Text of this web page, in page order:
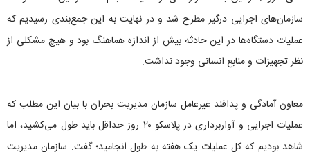
سازمان‌های اجرایی درگیر مطرح شد و در نهایت به این جمع‌بندی رسیدیم که
عملیات دستگاه‌ها در این حادثه بیش از اندازه هماهنگ بود و هیچ مشکلی از
نظر تجهیزات و منابع انسانی وجود نداشت.
معاون آمادگی و پدافند غیرعامل سازمان مدیریت بحران با بیان این مطلب که
عملیات اجرایی و آواربرداری در پلاسکو ۲۰ روز حداقل باید طول می‌کشید، اما
شاهد بودیم که کل عملیات یک هفته به طول انجامید؛ گفت: سازمان مدیریت